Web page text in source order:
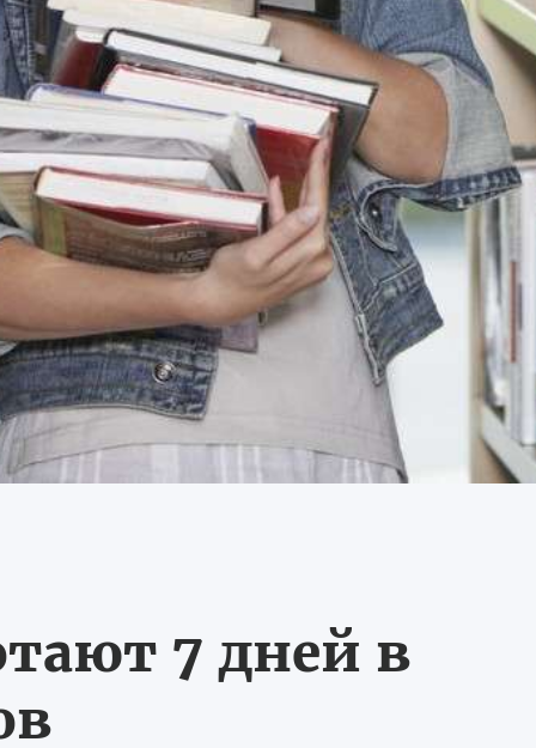
7 дней в